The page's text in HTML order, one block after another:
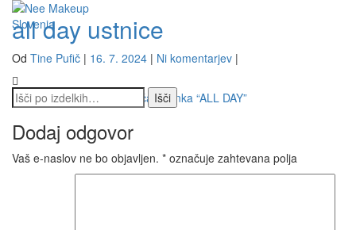
all day ustnice
Od Tine Pufič | 16. 7. 2024 | Ni komentarjev |
Navigacija
prispevka
←Obstojna Matirna Tekoča Šminka “ALL DAY”
Dodaj odgovor
Vaš e-naslov ne bo objavljen. * označuje zahtevana polja